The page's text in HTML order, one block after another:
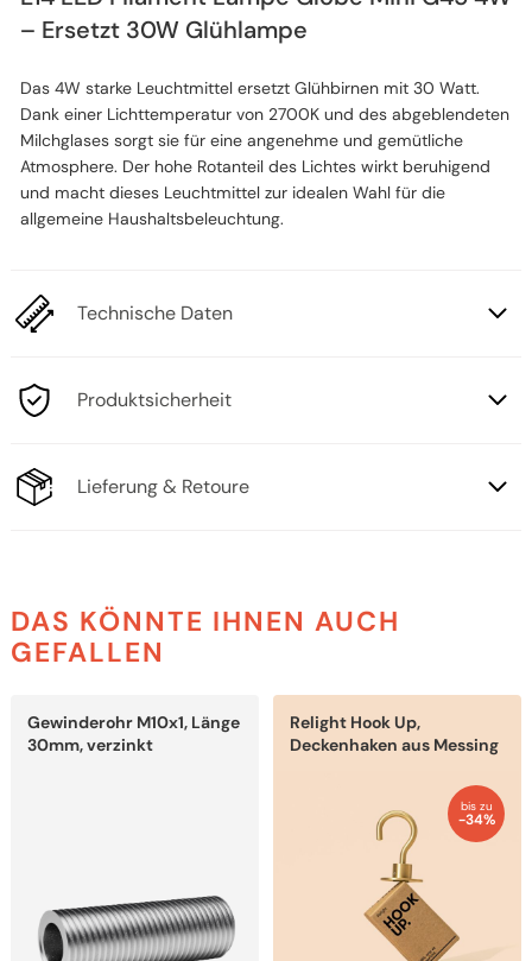
– Ersetzt 30W Glühlampe
Das 4W starke Leuchtmittel ersetzt Glühbirnen mit 30 Watt.
Dank einer Lichttemperatur von 2700K und des abgeblendeten
Milchglases sorgt sie für eine angenehme und gemütliche
Atmosphere. Der hohe Rotanteil des Lichtes wirkt beruhigend
und macht dieses Leuchtmittel zur idealen Wahl für die
allgemeine Haushaltsbeleuchtung.
Technische Daten
Produktsicherheit
Lieferung & Retoure
DAS KÖNNTE IHNEN AUCH
GEFALLEN
Gewinderohr M10x1, Länge
30mm, verzinkt
Produkt
weist
Produktseite
gewählt
werden
Relight Hook Up,
Deckenhaken aus Messing
bis zu
-34%
Produkt
weist
Produktseite